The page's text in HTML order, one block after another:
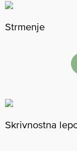
Strmenje
Skrivnostna